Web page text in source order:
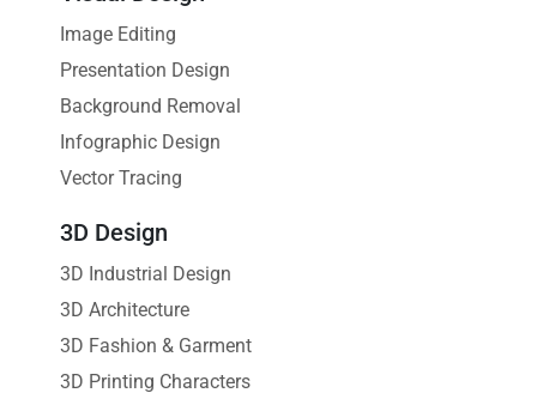
Image Editing
Presentation Design
Background Removal
Infographic Design
Vector Tracing
3D Design
3D Industrial Design
3D Architecture
3D Fashion & Garment
3D Printing Characters